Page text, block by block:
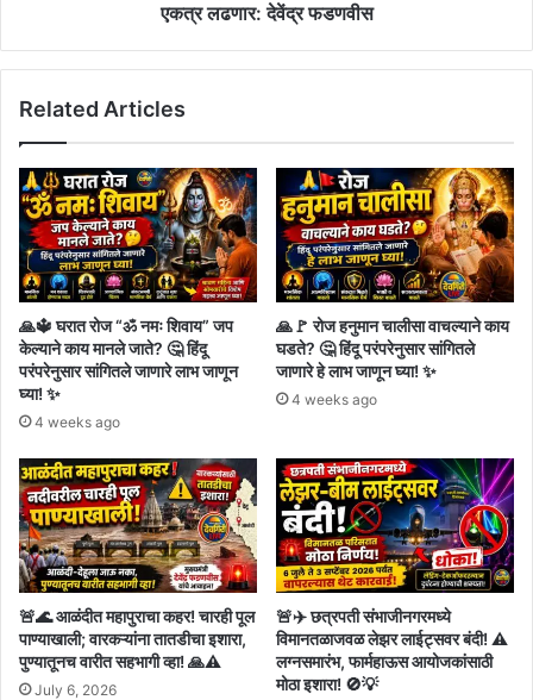
फडणवीस
एकत्र लढणार: देवेंद्र फडणवीस
Related Articles
🙏🔱 घरात रोज “ॐ नमः शिवाय” जप
केल्याने काय मानले जाते? 🤔 हिंदू
परंपरेनुसार सांगितले जाणारे लाभ जाणून
घ्या! ✨
4 weeks ago
🙏🚩 रोज हनुमान चालीसा वाचल्याने काय
घडते? 🤔 हिंदू परंपरेनुसार सांगितले
जाणारे हे लाभ जाणून घ्या! ✨
4 weeks ago
🚨🌊 आळंदीत महापुराचा कहर! चारही पूल
पाण्याखाली; वारकऱ्यांना तातडीचा इशारा,
पुण्यातूनच वारीत सहभागी व्हा! 🙏⚠️
July 6, 2026
🚨✈️ छत्रपती संभाजीनगरमध्ये
विमानतळाजवळ लेझर लाईट्सवर बंदी! ⚠️
लग्नसमारंभ, फार्महाऊस आयोजकांसाठी
मोठा इशारा! 🚫💡